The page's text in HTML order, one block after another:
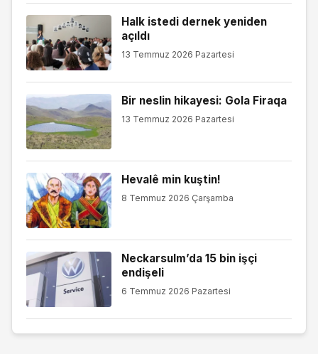
Halk istedi dernek yeniden
açıldı
13 Temmuz 2026 Pazartesi
Bir neslin hikayesi: Gola Firaqa
13 Temmuz 2026 Pazartesi
Hevalê min kuştin!
8 Temmuz 2026 Çarşamba
Neckarsulm’da 15 bin işçi
endişeli
6 Temmuz 2026 Pazartesi